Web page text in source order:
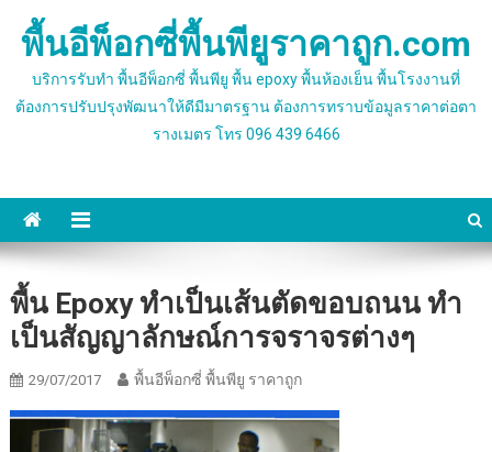
พื้นอีพ็อกซี่พื้นพียูราคาถูก.com
บริการรับทำ พื้นอีพ็อกซี่ พื้นพียู พื้น epoxy พื้นห้องเย็น พื้นโรงงานที่
ต้องการปรับปรุงพัฒนาให้ดีมีมาตรฐาน ต้องการทราบข้อมูลราคาต่อตา
รางเมตร โทร 096 439 6466
พื้น Epoxy ทำเป็นเส้นตัดขอบถนน ทำ
เป็นสัญญาลักษณ์การจราจรต่างๆ
29/07/2017 พื้นอีพ็อกซี่ พื้นพียู ราคาถูก